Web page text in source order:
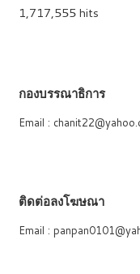
1,717,555 hits
กองบรรณาธิการ
Email :
ติดต่อลงโฆษณา
Email :